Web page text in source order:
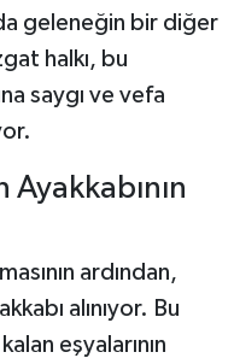
geleneğin bir diğer
halkı, bu
saygı ve vefa
Ayakkabının
ardından,
alınıyor. Bu
eşyalarının